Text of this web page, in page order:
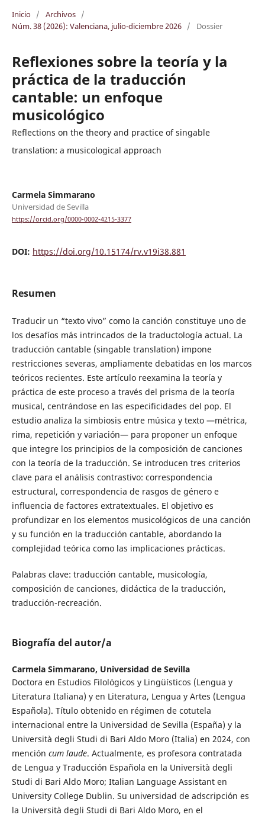
Inicio / Archivos /
Núm. 38 (2026): Valenciana, julio-diciembre 2026 / Dossier
Reflexiones sobre la teoría y la
práctica de la traducción
cantable: un enfoque
musicológico
Reflections on the theory and practice of singable
translation: a musicological approach
Carmela Simmarano
Universidad de Sevilla
https://orcid.org/0000-0002-4215-3377
DOI: https://doi.org/10.15174/rv.v19i38.881
Resumen
Traducir un “texto vivo” como la canción constituye uno de
los desafíos más intrincados de la traductología actual. La
traducción cantable (singable translation) impone
restricciones severas, ampliamente debatidas en los marcos
teóricos recientes. Este artículo reexamina la teoría y
práctica de este proceso a través del prisma de la teoría
musical, centrándose en las especificidades del pop. El
estudio analiza la simbiosis entre música y texto —métrica,
rima, repetición y variación— para proponer un enfoque
que integre los principios de la composición de canciones
con la teoría de la traducción. Se introducen tres criterios
clave para el análisis contrastivo: correspondencia
estructural, correspondencia de rasgos de género e
influencia de factores extratextuales. El objetivo es
profundizar en los elementos musicológicos de una canción
y su función en la traducción cantable, abordando la
complejidad teórica como las implicaciones prácticas.
Palabras clave: traducción cantable, musicología,
composición de canciones, didáctica de la traducción,
traducción-recreación.
Biografía del autor/a
Carmela Simmarano, Universidad de Sevilla
Doctora en Estudios Filológicos y Lingüísticos (Lengua y
Literatura Italiana) y en Literatura, Lengua y Artes (Lengua
Española). Título obtenido en régimen de cotutela
internacional entre la Universidad de Sevilla (España) y la
Università degli Studi di Bari Aldo Moro (Italia) en 2024, con
mención cum laude. Actualmente, es profesora contratada
de Lengua y Traducción Española en la Università degli
Studi di Bari Aldo Moro; Italian Language Assistant en
University College Dublin. Su universidad de adscripción es
la Università degli Studi di Bari Aldo Moro, en el